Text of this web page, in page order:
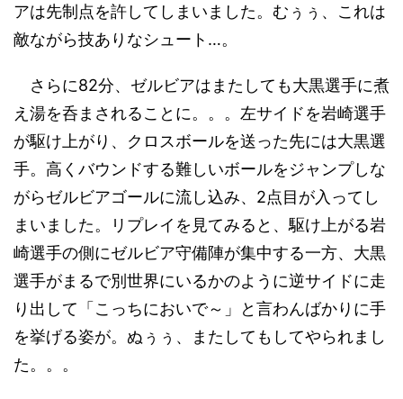
アは先制点を許してしまいました。むぅぅ、これは
敵ながら技ありなシュート…。
さらに82分、ゼルビアはまたしても大黒選手に煮
え湯を呑まされることに。。。左サイドを岩崎選手
が駆け上がり、クロスボールを送った先には大黒選
手。高くバウンドする難しいボールをジャンプしな
がらゼルビアゴールに流し込み、2点目が入ってし
まいました。リプレイを見てみると、駆け上がる岩
崎選手の側にゼルビア守備陣が集中する一方、大黒
選手がまるで別世界にいるかのように逆サイドに走
り出して「こっちにおいで～」と言わんばかりに手
を挙げる姿が。ぬぅぅ、またしてもしてやられまし
た。。。